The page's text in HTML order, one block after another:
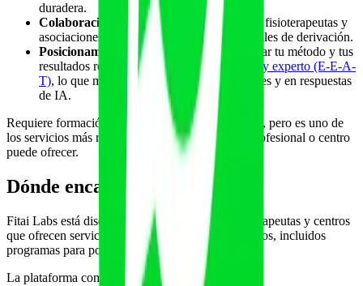
duradera.
Colaboración con sanitarios.
Neurólogos, fisioterapeutas y
asociaciones de pacientes son fuentes naturales de derivación.
Posicionamiento de autoridad. Documentar tu método y tus
resultados refuerza tu
autoridad como autor y experto (E-E-A-
T), lo que mejora tu visibilidad en buscadores y en respuestas
de IA.
Requiere formación específica y trabajo en equipo, pero es uno de
los servicios más rentables y respetados que un profesional o centro
puede ofrecer.
Dónde encaja Fitai Labs
Fitai Labs está diseñada para entrenadores, fisioterapeutas y centros
que ofrecen servicios profesionales y personalizados, incluidos
programas para poblaciones especiales.
La plataforma combina: